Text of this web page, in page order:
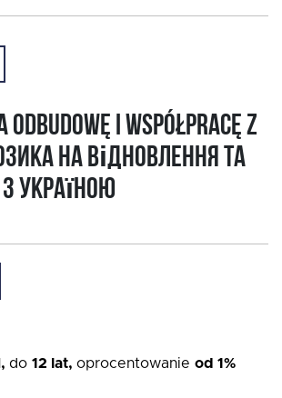
MSP
odbudowę i współpracę z
на відновлення та
Україною
do 12 lat, oprocentowanie od 1%